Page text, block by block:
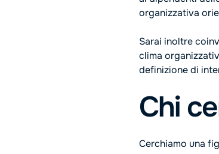
organizzativa
Sarai inoltre
clima
definizione di
Chi
Cerchiamo una